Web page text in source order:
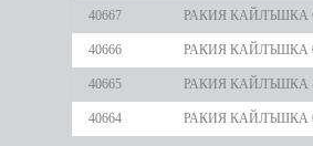
40667 РАКИЯ КАЙЛЪШКА
40666 РАКИЯ КАЙЛЪШКА
40665 РАКИЯ КАЙЛЪШКА
40664 РАКИЯ КАЙЛЪШКА